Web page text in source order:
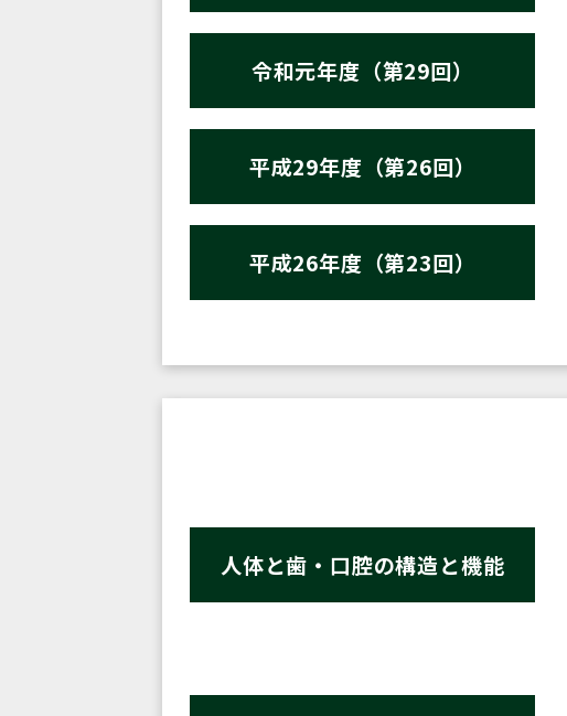
令和元年度（第29回）
平成29年度（第26回）
平成26年度（第23回）
人体と歯・口腔の構造と機能